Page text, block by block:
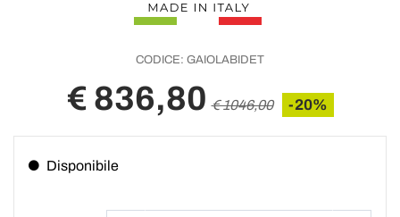
CODICE: GAIOLABIDET
€ 836,80 € 1046,00 -20%
Disponibile